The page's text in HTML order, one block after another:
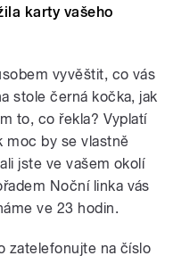
karty vašeho
vyvěštit, co vás
stole černá kočka, jak
to, co řekla? Vyplatí
moc by se vlastně
jste ve vašem okolí
Noční linka vás
ve 23 hodin.
zatelefonujte na číslo